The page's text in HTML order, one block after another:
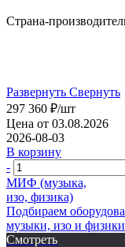
Страна-
Развернуть Свернуть
297 360 ₽/шт
Цена от 03.08.2026
2026-08-03
В корзину
-
МИФ (музыка,
изо, физика)
Подбираем
музыки, изо и физики
Смотреть